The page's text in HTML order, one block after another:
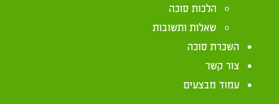
הלכות סוכה
שאלות ותשובות
השכרת סוכה
צור קשר
עמוד מבצעים